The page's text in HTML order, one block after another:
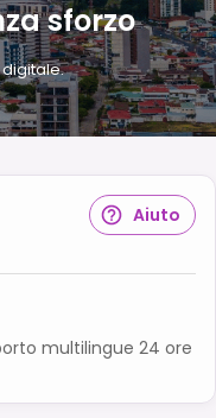
sforzo
digitale.
Aiuto
multilingue 24 ore